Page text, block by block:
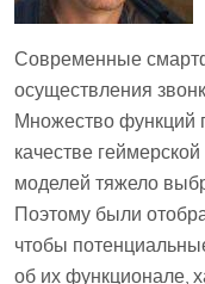
Современные
осуществления
Множество функций
качестве
моделей тяжело
Поэтому были
чтобы
об их функционале,